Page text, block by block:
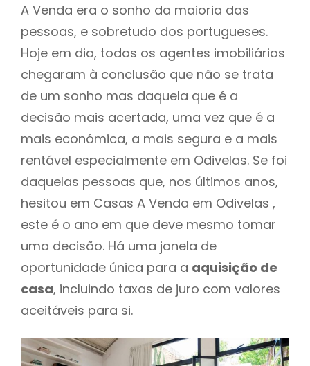
A Venda era o sonho da maioria das
pessoas, e sobretudo dos portugueses.
Hoje em dia, todos os agentes imobiliários
chegaram à conclusão que não se trata
de um sonho mas daquela que é a
decisão mais acertada, uma vez que é a
mais económica, a mais segura e a mais
rentável especialmente em Odivelas. Se foi
daquelas pessoas que, nos últimos anos,
hesitou em Casas A Venda em Odivelas ,
este é o ano em que deve mesmo tomar
uma decisão. Há uma janela de
oportunidade única para a aquisição de
casa, incluindo taxas de juro com valores
aceitáveis para si.